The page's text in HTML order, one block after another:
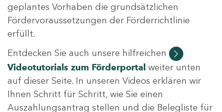
geplantes Vorhaben die grundsätzlichen
Fördervoraussetzungen der Förderrichtlinie
erfüllt.
Entdecken Sie auch unsere hilfreichen
Videotutorials zum Förderportal weiter unten
auf dieser Seite. In unseren Videos erklären wir
Ihnen Schritt für Schritt, wie Sie einen
Auszahlungsantrag stellen und die Belegliste für